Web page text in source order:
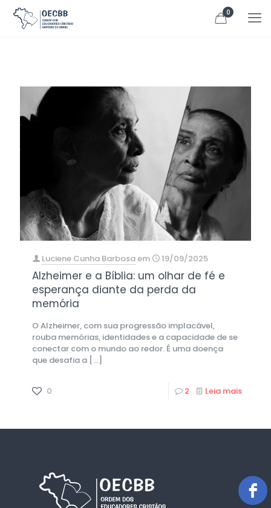
0
Luciene Cunha Barbosaem 19/09/2025
Alzheimer e a Bíblia: um olhar de fé e
esperança diante da perda da
memória
O Alzheimer, com sua progressão implacável,
rouba memórias, identidades e a capacidade de se
conectar com o mundo ao redor. É uma doença
que desafia a […]
0 2 Leia mais